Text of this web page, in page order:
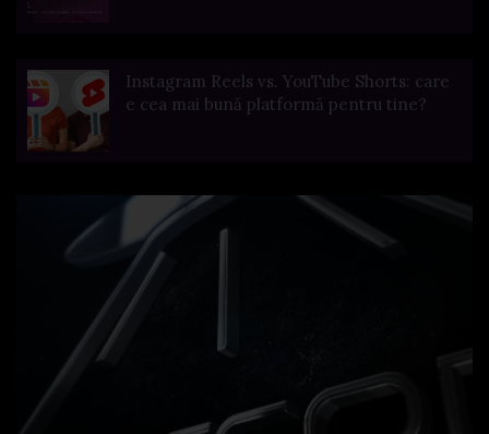
Instagram Reels vs. YouTube Shorts: care
e cea mai bună platformă pentru tine?